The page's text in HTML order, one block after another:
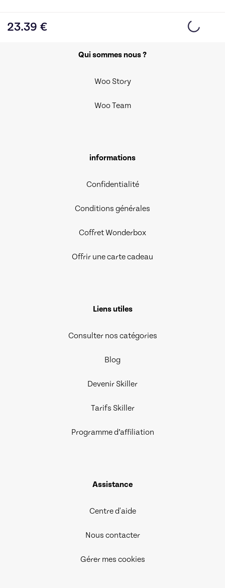
23.39 €
Qui sommes nous ?
Woo Story
Woo Team
informations
Confidentialité
Conditions générales
Coffret Wonderbox
Offrir une carte cadeau
Liens utiles
Consulter nos catégories
Blog
Devenir Skiller
Tarifs Skiller
Programme d’affiliation
Assistance
Centre d'aide
Nous contacter
Gérer mes cookies